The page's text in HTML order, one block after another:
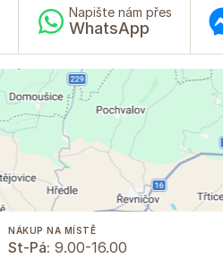
Napište nám přes
WhatsApp
NÁKUP NA MÍSTĚ
St-Pá: 9.00-16.00